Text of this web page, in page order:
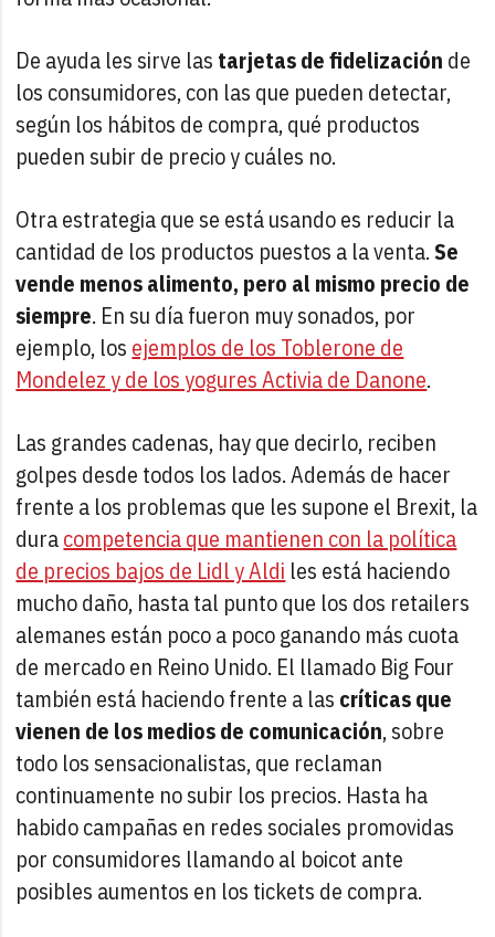
De ayuda les sirve las tarjetas de fidelización de
los consumidores, con las que pueden detectar,
según los hábitos de compra, qué productos
pueden subir de precio y cuáles no.
Otra estrategia que se está usando es reducir la
cantidad de los productos puestos a la venta.Se
vende menos alimento, pero al mismo precio de
siempre. En su día fueron muy sonados, por
ejemplo, los ejemplos de los Toblerone de
Mondelez y de los yogures Activia de Danone.
Las grandes cadenas, hay que decirlo, reciben
golpes desde todos los lados. Además de hacer
frente a los problemas que les supone el Brexit, la
duracompetencia que mantienen con la política
de precios bajos de Lidl y Aldi les está haciendo
mucho daño, hasta tal punto que los dos retailers
alemanes están poco a poco ganando más cuota
de mercado en Reino Unido. El llamado Big Four
también está haciendo frente a las críticas que
vienen de los medios de comunicación, sobre
todo los sensacionalistas, que reclaman
continuamente no subir los precios. Hasta ha
habido campañas en redes sociales promovidas
por consumidores llamando al boicot ante
posibles aumentos en los tickets de compra.